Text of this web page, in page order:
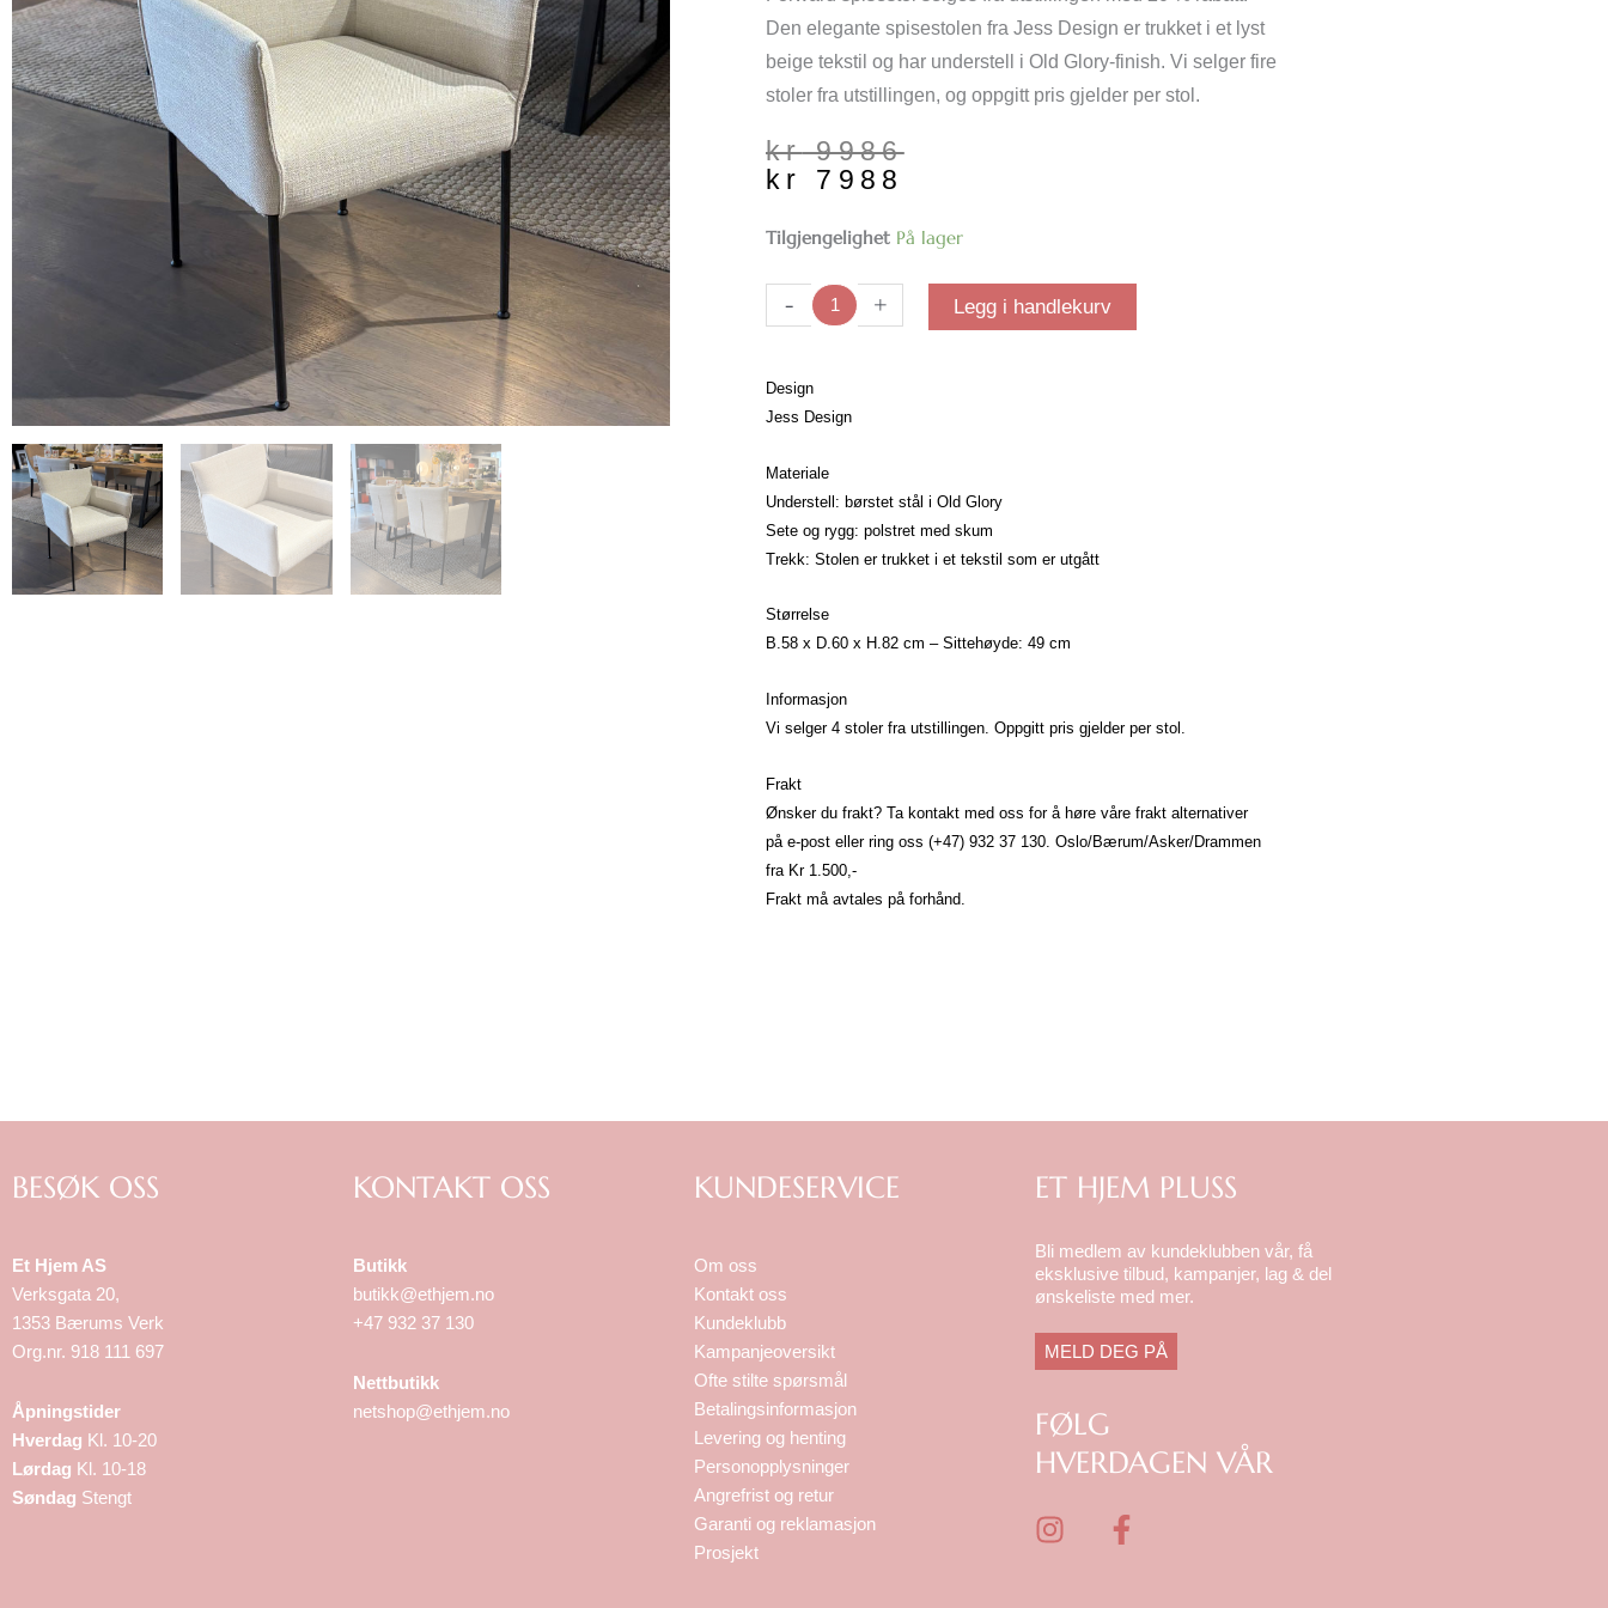
Den elegante spisestolen fra Jess Design er trukket i et lyst
beige tekstil og har understell i Old Glory-finish. Vi selger fire
stoler fra utstillingen, og oppgitt pris gjelder per stol.
kr9986
Opprinnelig
pris
kr 9986.
kr 7988
Nåværende
pris
kr 7988.
Tilgjengelighet På lager
-
Forward
Utstillingsmodell
+ Legg i handlekurv
Design
Jess Design
Materiale
Understell: børstet stål i Old Glory
Sete og rygg: polstret med skum
Trekk: Stolen er trukket i et tekstil som er utgått
Størrelse
B.58 x D.60 x H.82 cm – Sittehøyde: 49 cm
Informasjon
Vi selger 4 stoler fra utstillingen. Oppgitt pris gjelder per stol.
Frakt
Ønsker du frakt? Ta kontakt med oss for å høre våre frakt alternativer
på e-post eller ring oss (+47) 932 37 130. Oslo/Bærum/Asker/Drammen
fra Kr 1.500,-
Frakt må avtales på forhånd.
BESØK OSS
Et Hjem AS
Verksgata 20,
1353 Bærums Verk
Org.nr. 918 111 697
Åpningstider
Hverdag Kl. 10-20
Lørdag Kl. 10-18
Søndag Stengt
KONTAKT OSS
Butikk
butikk@ethjem.no
+47 932 37 130
Nettbutikk
netshop@ethjem.no
KUNDESERVICE
Om oss
Kontakt oss
Kundeklubb
Kampanjeoversikt
Ofte stilte spørsmål
Betalingsinformasjon
Levering og henting
Personopplysninger
Angrefrist og retur
Garanti og reklamasjon
Prosjekt
ET HJEM PLUSS
Bli medlem av kundeklubben vår, få
eksklusive tilbud, kampanjer, lag & del
ønskeliste med mer.
MELD DEG PÅ
FØLG
HVERDAGEN VÅR
I
F